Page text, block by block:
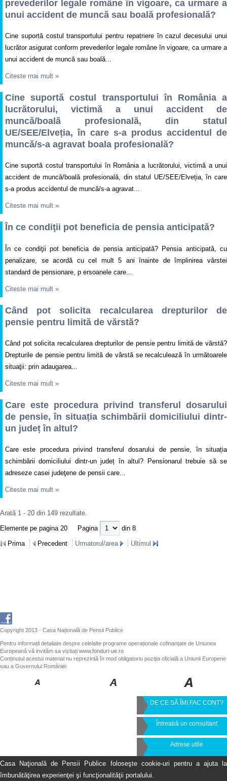
prevederilor legale române în vigoare, ca urmare a
unui accident de muncă sau boală profesională?
Cine suportă costul transportului pentru repatriere în cazul decesului unui
lucrător asigurat conform prevederilor legale române în vigoare, ca urmare a
unui accident de muncă sau boală...
Citeste mai mult »
Cine suportă costul transportului în România a
lucrătorului, victimă a unui accident de
muncă/boală profesională, din statul
UE/SEE/Elveția, în care s-a produs accidentul de
muncă/s-a agravat boala profesională?
Cine suportă costul transportului în România a lucrătorului, victimă a unui
accident de muncă/boală profesională, din statul UE/SEE/Elveția, în care
s-a produs accidentul de muncă/s-a agravat...
Citeste mai mult »
În ce condiţii pot beneficia de pensia anticipată?
În ce condiţii pot beneficia de pensia anticipată? Pensia anticipată, cu
penalizare, se acordă cu cel mult 5 ani înainte de împlinirea vârstei
standard de pensionare, p ersoanele care...
Citeste mai mult »
Când pot solicita recalcularea drepturilor de
pensie pentru limită de vărstă?
Când pot solicita recalcularea drepturilor de pensie pentru limită de vărstă?
Drepturile de pensie pentru limită de vârstă se recalculează în următoarele
situaţii: prin adaugarea...
Citeste mai mult »
Care este procedura privind transferul dosarului
de pensie, în situația schimbării domiciliului dintr-
un județ în altul?
Care este procedura privind transferul dosarului de pensie, în situația
schimbării domiciliului dintr-un județ în altul? Pensionarul trebuie să se
adreseze casei judeţene de pensii care...
Citeste mai mult »
Arată 1 - 20 din 149 rezultate.
Elemente pe pagina 20
Pagina
din 8
Prima
Precedent Urmatorul/area Ultimul
Copyright 2013 - Casa Națională de Pensii Publice
Pentru informații detaliate despre celelalte programe operaționale cofinanțate de Uniunea
Europeană vă invităm sa vizitați www.fonduri-ue.ro
Conținutul acestui material nu reprezintă în mod obligatoriu poziția oficială a Uniunii Europene
sau a Guvernului României
DE CE SĂ ÎMI FAC CONT?
Întreabă un consultant
Adrese utile
Casa Naţională de Pensii Publice foloseşte cookie-uri pentru a ajuta la
îmbunătăţirea experienţei şi funcţionalităţii portalului.